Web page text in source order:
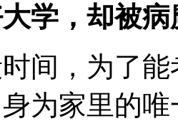
学，却被
间，为了
为家里的